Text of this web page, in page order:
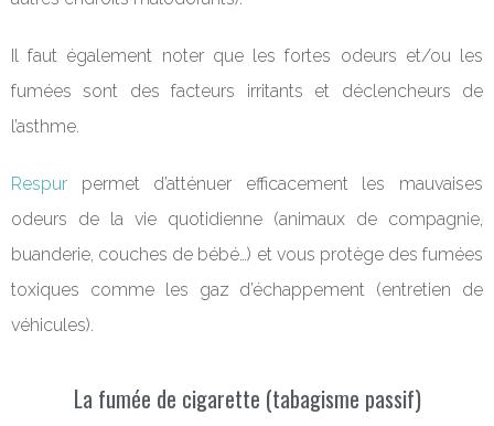
Il faut également noter que les fortes odeurs et/ou les
fumées sont des facteurs irritants et déclencheurs de
l’asthme.
Respur permet d’atténuer efficacement les mauvaises
odeurs de la vie quotidienne (animaux de compagnie,
buanderie, couches de bébé…) et vous protège des fumées
toxiques comme les gaz d’échappement (entretien de
véhicules).
La fumée de cigarette (tabagisme passif)